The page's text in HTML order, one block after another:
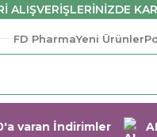
ALIŞVERİŞLERİNİZDE
FD PharmaYeni Ürünler
varan İndirimler